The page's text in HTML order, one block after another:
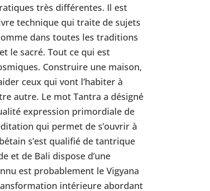
très différentes. Il est
technique qui traite de sujets
dans toutes les traditions
le sacré. Tout ce qui est
Construire une maison,
ceux qui vont l’habiter à
autre. Le mot Tantra a désigné
expression primordiale de
qui permet de s’ouvrir à
s’est qualifié de tantrique
et de Bali dispose d’une
est probablement le Vigyana
intérieure abordant